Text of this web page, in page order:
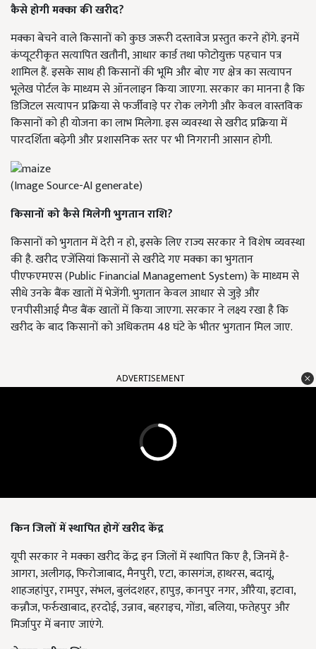
कैसे होगी मक्का की खरीद?
मक्का बेचने वाले किसानों को कुछ जरूरी दस्तावेज प्रस्तुत करने होंगे. इनमें
कंप्यूटरीकृत सत्यापित खतौनी, आधार कार्ड तथा फोटोयुक्त पहचान पत्र
शामिल हैं.इसके साथ ही किसानों की भूमि और बोए गए क्षेत्र का सत्यापन
भूलेख पोर्टल के माध्यम से ऑनलाइन किया जाएगा. सरकार का मानना है कि
डिजिटल सत्यापन प्रक्रिया से फर्जीवाड़े पर रोक लगेगी और केवल वास्तविक
किसानों को ही योजना का लाभ मिलेगा. इस व्यवस्था से खरीद प्रक्रिया में
पारदर्शिता बढ़ेगी और प्रशासनिक स्तर पर भी निगरानी आसान होगी.
(Image Source-AI generate)
किसानों को कैसे मिलेगी भुगतान राशि?
किसानों को भुगतान में देरी न हो, इसके लिए राज्य सरकार ने विशेष व्यवस्था
की है. खरीद एजेंसियां किसानों से खरीदे गए मक्का का भुगतान
पीएफएमएस (Public Financial Management System) के माध्यम से
सीधे उनके बैंक खातों में भेजेंगी. भुगतान केवल आधार से जुड़े और
एनपीसीआई मैप्ड बैंक खातों में किया जाएगा. सरकार ने लक्ष्य रखा है कि
खरीद के बाद किसानों को अधिकतम 48 घंटे के भीतर भुगतान मिल जाए.
ADVERTISEMENT
किन जिलों में स्थापित होगें खरीद केंद्र
यूपी सरकार ने मक्का खरीद केंद्र इन जिलों में स्थापित किए है, जिनमें है-
आगरा, अलीगढ़, फिरोजाबाद, मैनपुरी, एटा, कासगंज, हाथरस, बदायूं,
शाहजहांपुर, रामपुर, संभल, बुलंदशहर, हापुड़, कानपुर नगर, औरैया, इटावा,
कन्नौज, फर्रुखाबाद, हरदोई, उन्नाव, बहराइच, गोंडा, बलिया, फतेहपुर और
मिर्जापुर में बनाए जाएंगे.